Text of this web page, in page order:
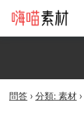
問答 › 分類: 素材 ›